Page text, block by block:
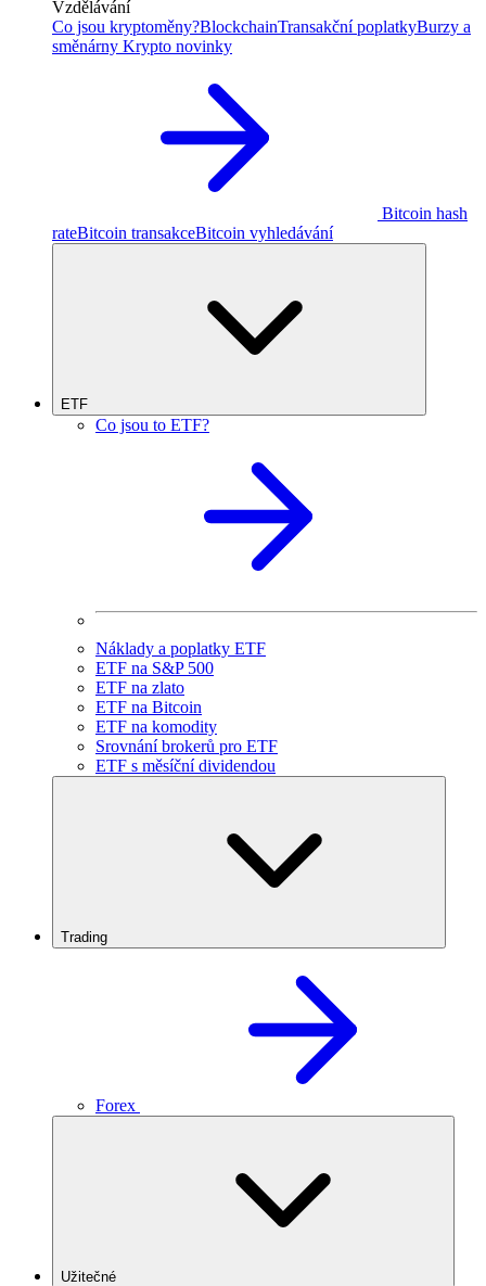
Vzdělávání
Co jsou kryptoměny?BlockchainTransakční poplatkyBurzy a
směnárny Krypto novinky
Bitcoin hash
rateBitcoin transakceBitcoin vyhledávání
ETF
Co jsou to ETF?
Náklady a poplatky ETF
ETF na S&P 500
ETF na zlato
ETF na Bitcoin
ETF na komodity
Srovnání brokerů pro ETF
ETF s měsíční dividendou
Trading
Forex
Užitečné